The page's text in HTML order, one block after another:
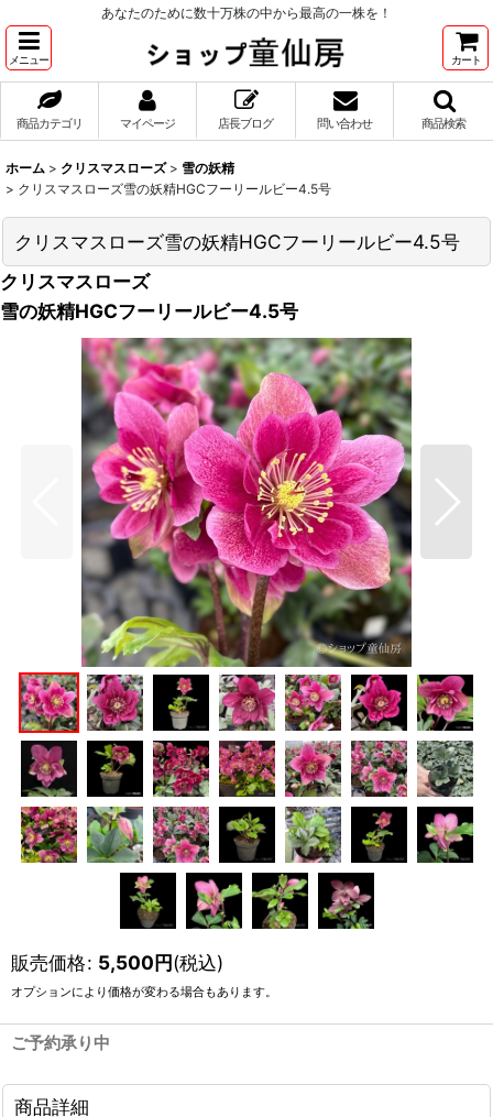
あなたのために数十万株の中から最高の一株を！
メニュー カート
商品カテゴリ マイページ 店長ブログ 問い合わせ 商品検索
ホーム > クリスマスローズ > 雪の妖精
> クリスマスローズ雪の妖精HGCフーリールビー4.5号
クリスマスローズ雪の妖精HGCフーリールビー4.5号
クリスマスローズ
雪の妖精HGCフーリールビー4.5号
販売価格: 5,500円(税込)
オプションにより価格が変わる場合もあります。
ご予約承り中
商品詳細